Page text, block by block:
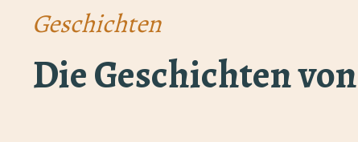
Geschichten
Die Geschichten von